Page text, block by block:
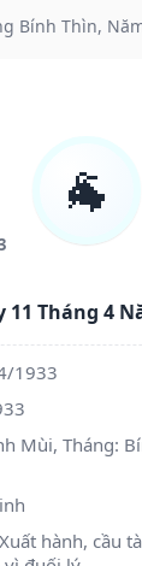
Bính Thìn,
🐐
Tháng 4
1933
Mùi, Tháng:
Xuất hành, cầu